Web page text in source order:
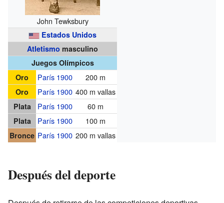
John Tewksbury
Estados Unidos
Atletismo masculino
Juegos Olímpicos
Oro
París 1900 200 m
Oro París 1900 400 m vallas
Plata París 1900 60 m
Plata París 1900 100 m
Bronce París 1900 200 m vallas
Después del deporte